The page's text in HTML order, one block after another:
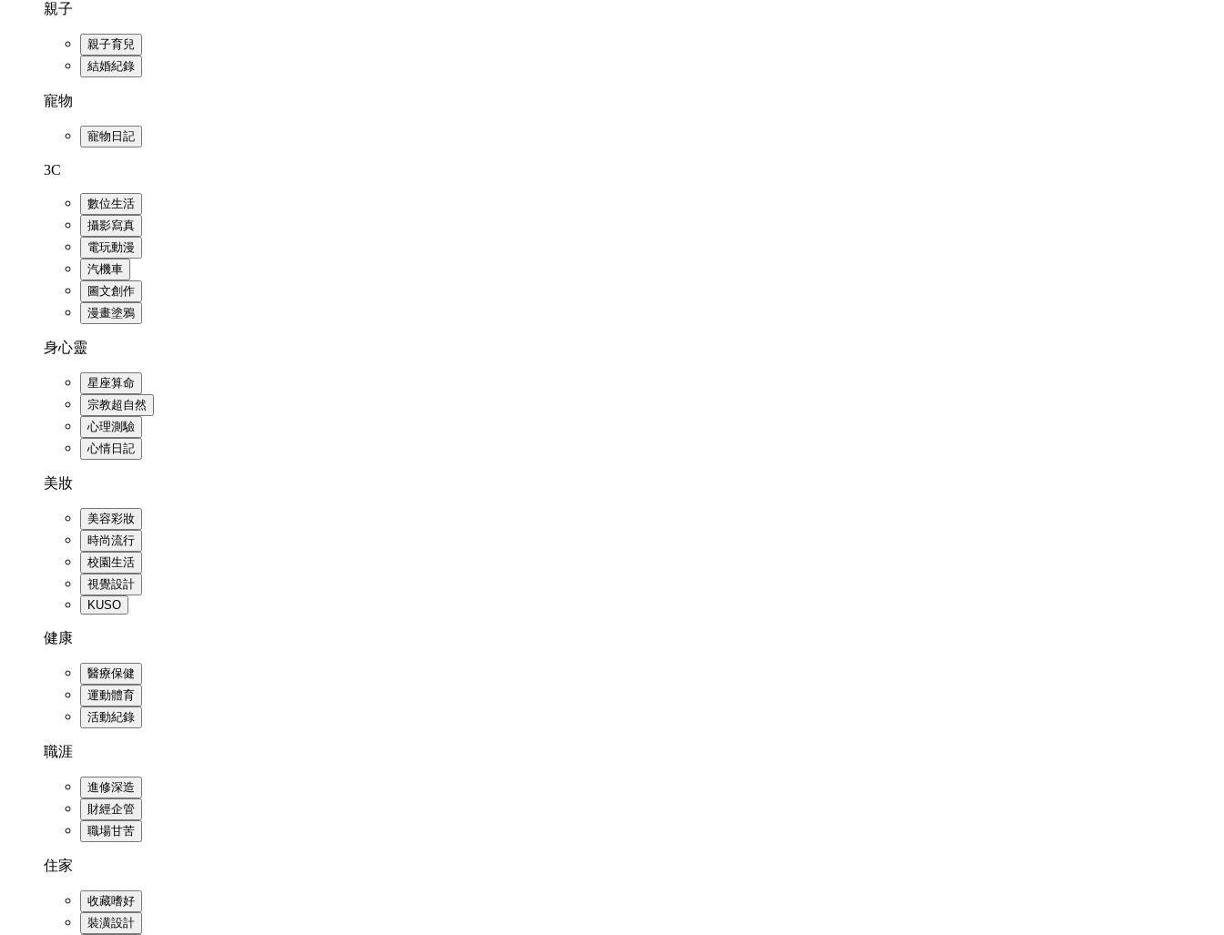
親子
親子育兒
結婚紀錄
寵物
寵物日記
3C
數位生活
攝影寫真
電玩動漫
汽機車
圖文創作
漫畫塗鴉
身心靈
星座算命
宗教超自然
心理測驗
心情日記
美妝
美容彩妝
時尚流行
校園生活
視覺設計
KUSO
健康
醫療保健
運動體育
活動紀錄
職涯
進修深造
財經企管
職場甘苦
住家
收藏嗜好
裝潢設計